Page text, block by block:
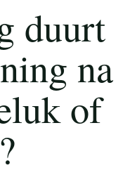
duurt
na
of